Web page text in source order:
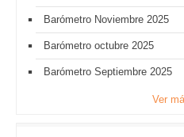
Barómetro Noviembre 2025
Barómetro octubre 2025
Barómetro Septiembre 2025
Ver